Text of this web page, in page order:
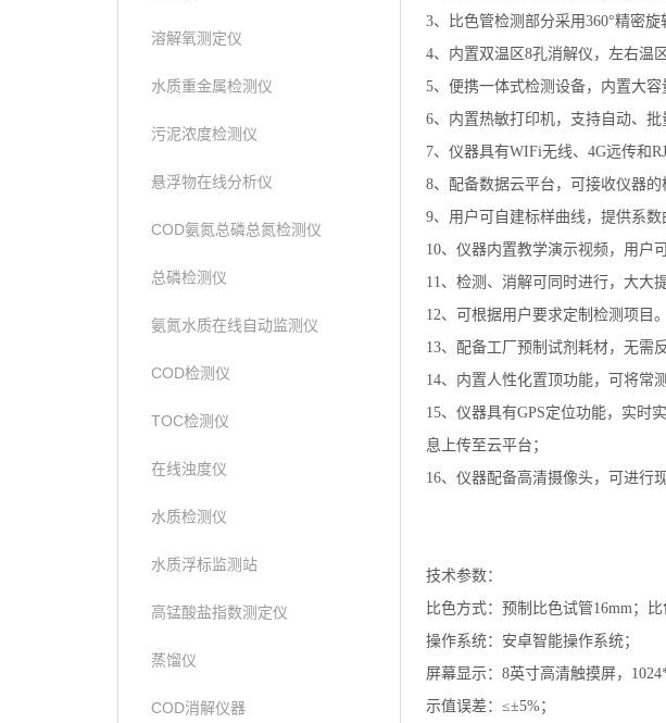
溶解氧测定仪
水质重金属检测仪
污泥浓度检测仪
悬浮物在线分析仪
COD氨氮总磷总氮检测仪
总磷检测仪
氨氮水质在线自动监测仪
COD检测仪
TOC检测仪
在线浊度仪
水质检测仪
水质浮标监测站
高锰酸盐指数测定仪
蒸馏仪
COD消解仪器
3、比色管检测部分采用360°精密
4、内置双温区8孔消解仪，左右温
5、便携一体式检测设备，内置大
6、内置热敏打印机，支持自动、
7、仪器具有WIFi无线、4G远传和
8、配备数据云平台，可接收仪器
9、用户可自建标样曲线，提供系数
10、仪器内置教学演示视频，用户
11、检测、消解可同时进行，大大
12、可根据用户要求定制检测项目。
13、配备工厂预制试剂耗材，无需
14、内置人性化置顶功能，可将常
15、仪器具有GPS定位功能，实时
息上传至云平台；
16、仪器配备高清摄像头，可进行
技术参数：
比色方式：预制比色试管16mm；比
操作系统：安卓智能操作系统；
屏幕显示：8英寸高清触摸屏，
示值误差：≤±5%；